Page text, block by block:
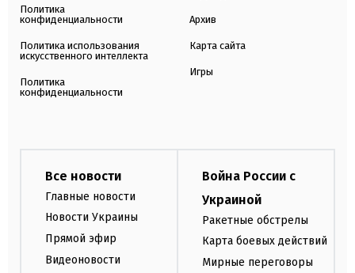
Политика
конфиденциальности
Политика использования
искусственного интеллекта
Политика
конфиденциальности
Архив
Карта сайта
Игры
Все новости
Главные новости
Новости Украины
Прямой эфир
Видеоновости
Война России с
Украиной
Ракетные обстрелы
Карта боевых действий
Мирные переговоры